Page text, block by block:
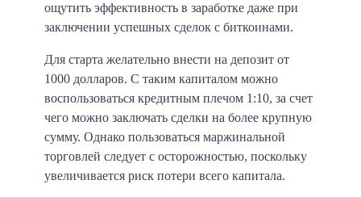
ощутить эффективность в заработке даже при
заключении успешных сделок с биткоинами.
Для старта желательно внести на депозит от
1000 долларов. С таким капиталом можно
воспользоваться кредитным плечом 1:10, за счет
чего можно заключать сделки на более крупную
сумму. Однако пользоваться маржинальной
торговлей следует с осторожностью, поскольку
увеличивается риск потери всего капитала.